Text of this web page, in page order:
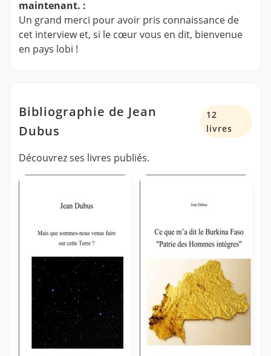
maintenant. :
Un grand merci pour avoir pris connaissance de
cet interview et, si le cœur vous en dit, bienvenue
en pays lobi !
Bibliographie de Jean
Dubus
12
livres
Découvrez ses livres publiés.